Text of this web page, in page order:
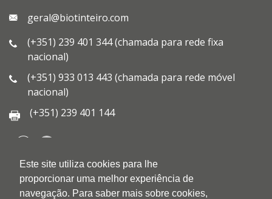
Este site utiliza cookies para lhe
proporcionar uma melhor experiência de
navegação. Para saber mais sobre cookies,
geral@biotinteiro.com
(+351) 239 401 344 (chamada para rede fixa
nacional)
(+351) 933 013 443 (chamada para rede móvel
nacional)
(+351) 239 401 144
QUEM SOMOS
QUALIDADE